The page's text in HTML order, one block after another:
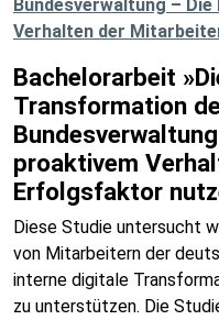
Bachelorarbeit
Transformation
proaktivem
Erfolgsfaktor
Diese Studie untersucht
von Mitarbeitern der
interne digitale
zu unterstützen. Die